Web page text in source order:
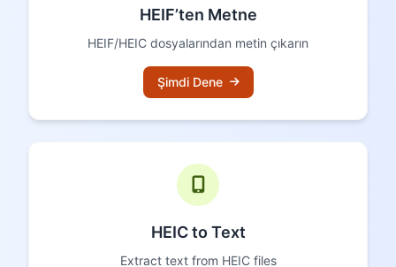
HEIF’ten Metne
HEIF/HEIC dosyalarından metin çıkarın
Şimdi Dene
HEIC to Text
Extract text from HEIC files